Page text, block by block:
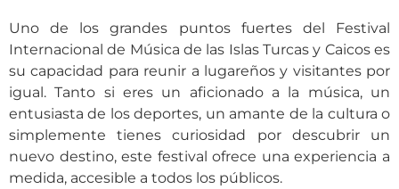
Uno de los grandes puntos fuertes del Festival
Internacional de Música de las Islas Turcas y Caicos es
su capacidad para reunir a lugareños y visitantes por
igual. Tanto si eres un aficionado a la música, un
entusiasta de los deportes, un amante de la cultura o
simplemente tienes curiosidad por descubrir un
nuevo destino, este festival ofrece una experiencia a
medida, accesible a todos los públicos.